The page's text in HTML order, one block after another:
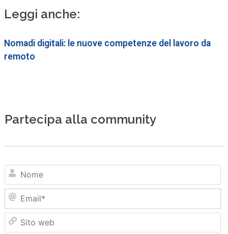
Leggi anche:
Nomadi digitali: le nuove competenze del lavoro da
remoto
Partecipa alla community